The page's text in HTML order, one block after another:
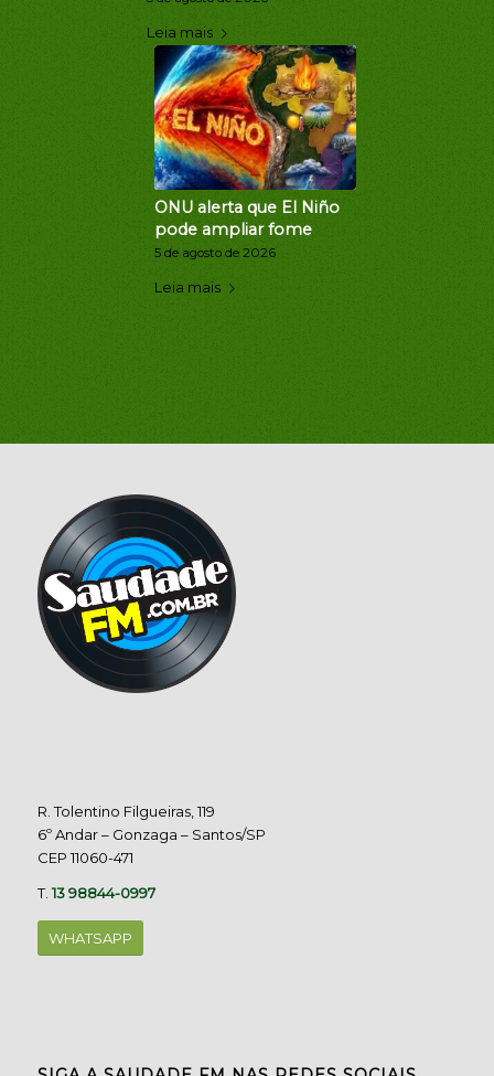
Leia mais
ONU alerta que El Niño
pode ampliar fome
5 de agosto de 2026
Leia mais
R. Tolentino Filgueiras, 119
6º Andar – Gonzaga – Santos/SP
CEP 11060-471
T.13 98844-0997
WHATSAPP